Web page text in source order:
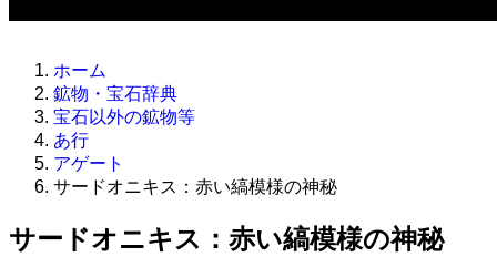
ホーム
鉱物・宝石辞典
宝石以外の鉱物等
あ行
アゲート
サードオニキス：赤い縞模様の神秘
サードオニキス：赤い縞模様の神秘